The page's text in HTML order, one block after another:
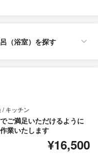
（浴室）を探す
/ キッチン
ご満足いただけるように
業いたします
¥16,500